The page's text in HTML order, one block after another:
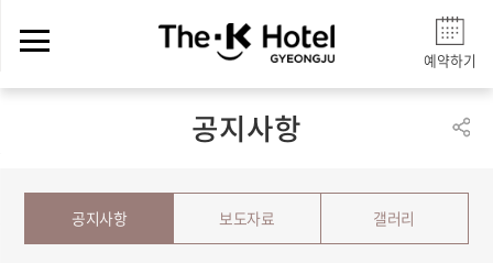
예약하기
공지사항
공지사항 보도자료 갤러리